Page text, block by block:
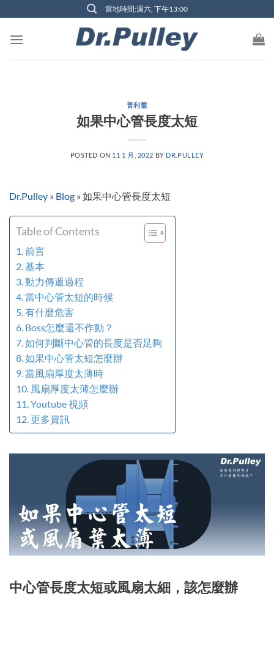
content
當地時間:週六, 下午13:00
普利盤
如果中心管長度太短
POSTED ON 11 1 月, 2022 BY DR.PULLEY
Dr.Pulley » Blog »如果中心管長度太短
Table of Contents
前言
基本
動力傳遞過程
當中心管太短的時候
有什麼危害
Boss怎麼還不作動？
如何判斷中心管的長度是否足夠
如果中心管太短怎麼辦
當風扇厚度太薄時
風扇厚度太薄怎麼辦
Youtube 視頻
更多資訊
中心管長度太短或風扇太細，該怎麼辦